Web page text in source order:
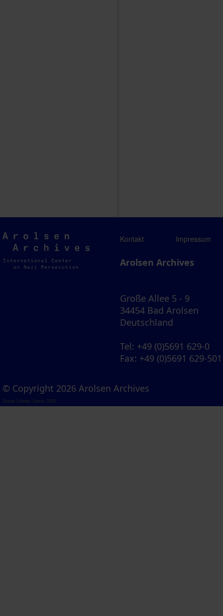
Arolsen
Archives
Kontakt Impressum
Arolsen Archives
Große Allee 5 - 9
34454 Bad Arolsen
Deutschland
Tel: +49 (0)5691 629-0
Fax: +49 (0)5691 629-501
© Copyright 2026 Arolsen Archives
Visual Library Server 2026